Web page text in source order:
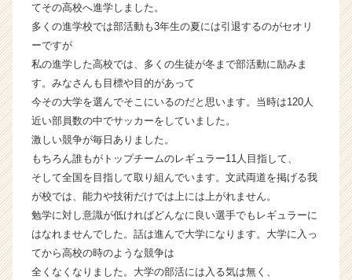
ス
カ
ト
届
く
就
活
サ
イ
ト
ア
キ
ャ
リ
てその高校へ進学しました。
多くの進学校では部活動も3年生の夏には引退するのがセオリ
ーですが
私の進学した高校では、多くの生徒が冬まで部活動に励みま
す。みなさんも目標や目的があって
今その大学を選んでそこにいるのだと思います。当時は120人
近い部員数の中でサッカーをしていました。
激しい競争が毎日ありました。
もちろん誰もがトップチームのレギュラー11人目指して、
そして全国を目指して取り組んでいます。文武両道を掲げる我
が校では、能力や技術だけでは上には上がれません。
勉学に対し意識が低ければどんなに良い選手でもレギュラーに
はなれませんでした。話は進んで大学になります。大学に入っ
てから高校の時のような競争は
全くなくなりました。大学の部活には入る気は無く、